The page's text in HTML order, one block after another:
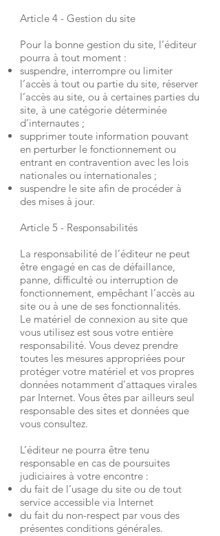
Article 4 - Gestion du site
Pour la bonne gestion du site, l’éditeur
pourra à tout moment :
suspendre, interrompre ou limiter
l’accès à tout ou partie du site, réserver
l’accès au site, ou à certaines parties du
site, à une catégorie déterminée
d’internautes ;
supprimer toute information pouvant
en perturber le fonctionnement ou
entrant en contravention avec les lois
nationales ou internationales ;
suspendre le site afin de procéder à
des mises à jour.
Article 5 - Responsabilités
La responsabilité de l’éditeur ne peut
être engagé en cas de défaillance,
panne, difficulté ou interruption de
fonctionnement, empêchant l’accès au
site ou à une de ses fonctionnalités.
Le matériel de connexion au site que
vous utilisez est sous votre entière
responsabilité. Vous devez prendre
toutes les mesures appropriées pour
protéger votre matériel et vos propres
données notamment d’attaques virales
par Internet. Vous êtes par ailleurs seul
responsable des sites et données que
vous consultez.
L’éditeur ne pourra être tenu
responsable en cas de poursuites
judiciaires à votre encontre :
du fait de l’usage du site ou de tout
service accessible via Internet
du fait du non-respect par vous des
présentes conditions générales.